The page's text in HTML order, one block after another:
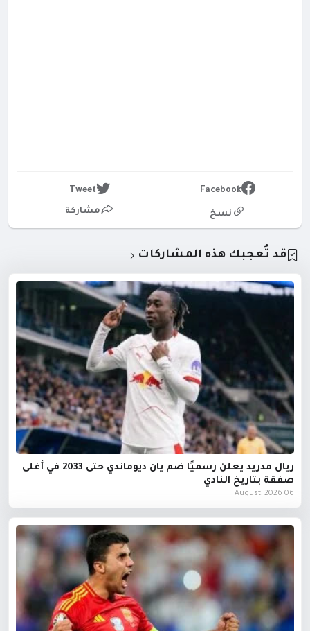
Facebook
Tweet
نسخ مشاركة
قد تُعجبك هذه المشاركات
ريال مدريد يعلن رسميًا ضم يان ديوماندي حتى 2033 في أغلى
صفقة بتاريخ النادي
06 August, 2026